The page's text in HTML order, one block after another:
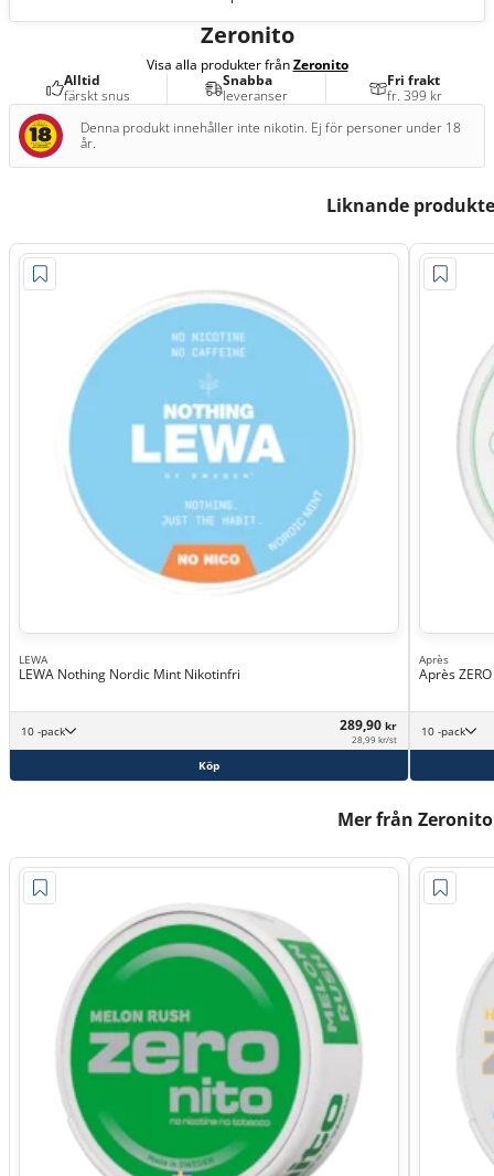
Zeronito
Visa alla produkter frånZeronito
Alltid
färskt snus
Snabba
leveranser
Fri frakt
fr. 399 kr
Denna produkt innehåller inte nikotin. Ej för personer under 18
år.
Liknande
LEWA
LEWA Nothing Nordic Mint Nikotinfri
10 -pack 289,90 kr
28,99 kr/st
Köp
Après
Après
10 -pack
Mer från Zeronito